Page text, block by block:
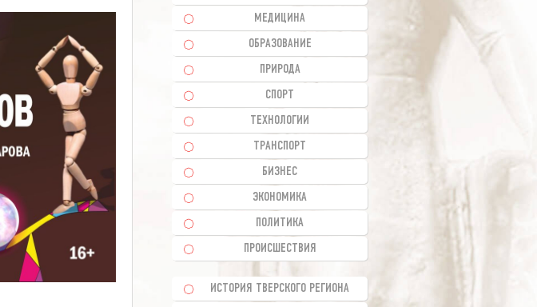
МЕДИЦИНА
ОБРАЗОВАНИЕ
ПРИРОДА
СПОРТ
ТЕХНОЛОГИИ
ТРАНСПОРТ
БИЗНЕС
ЭКОНОМИКА
ПОЛИТИКА
ПРОИСШЕСТВИЯ
ИСТОРИЯ ТВЕРСКОГО РЕГИОНА